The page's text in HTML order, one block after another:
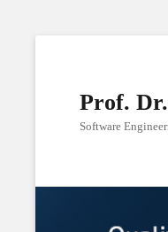
Prof.
Software